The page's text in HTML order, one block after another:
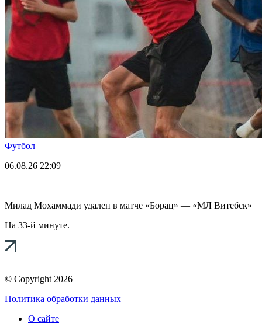
Футбол
06.08.26 22:09
Милад Мохаммади удален в матче «Борац» — «МЛ Витебск»
На 33-й минуте.
© Copyright 2026
Политика обработки данных
О сайте